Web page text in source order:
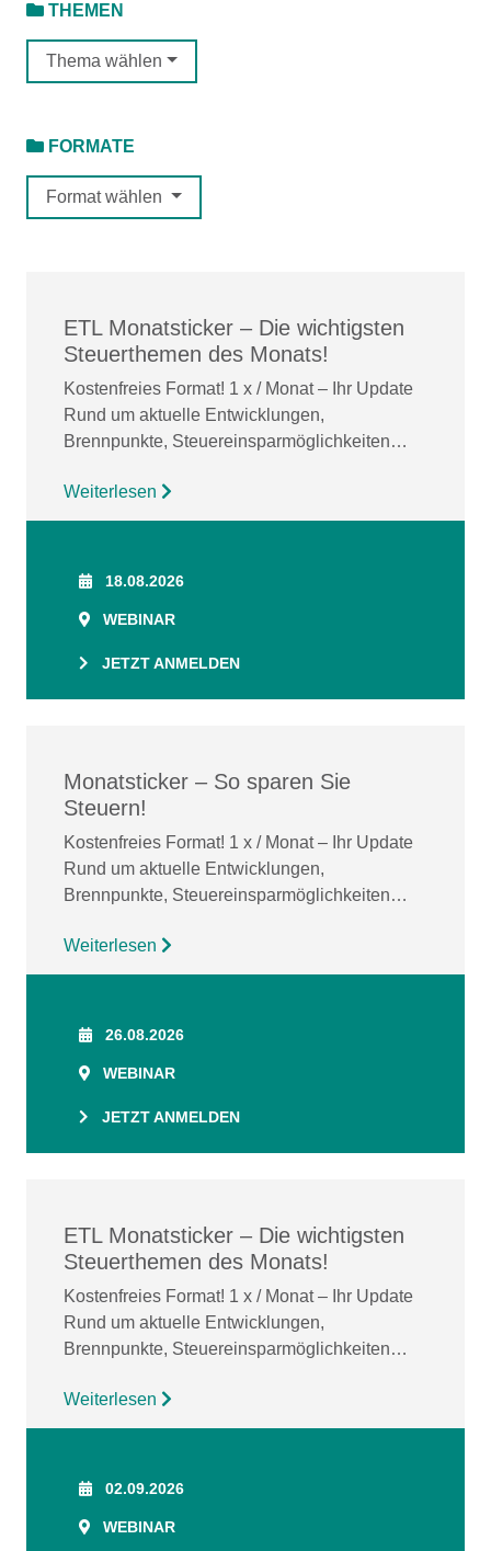
THEMEN
Thema wählen
FORMATE
Format wählen
ETL Monatsticker – Die wichtigsten
Steuerthemen des Monats!
Kostenfreies Format! 1 x / Monat – Ihr Update
Rund um aktuelle Entwicklungen,
Brennpunkte, Steuereinsparmöglichkeiten…
Weiterlesen
18.08.2026
WEBINAR
JETZT ANMELDEN
Monatsticker – So sparen Sie
Steuern!
Kostenfreies Format! 1 x / Monat – Ihr Update
Rund um aktuelle Entwicklungen,
Brennpunkte, Steuereinsparmöglichkeiten…
Weiterlesen
26.08.2026
WEBINAR
JETZT ANMELDEN
ETL Monatsticker – Die wichtigsten
Steuerthemen des Monats!
Kostenfreies Format! 1 x / Monat – Ihr Update
Rund um aktuelle Entwicklungen,
Brennpunkte, Steuereinsparmöglichkeiten…
Weiterlesen
02.09.2026
WEBINAR